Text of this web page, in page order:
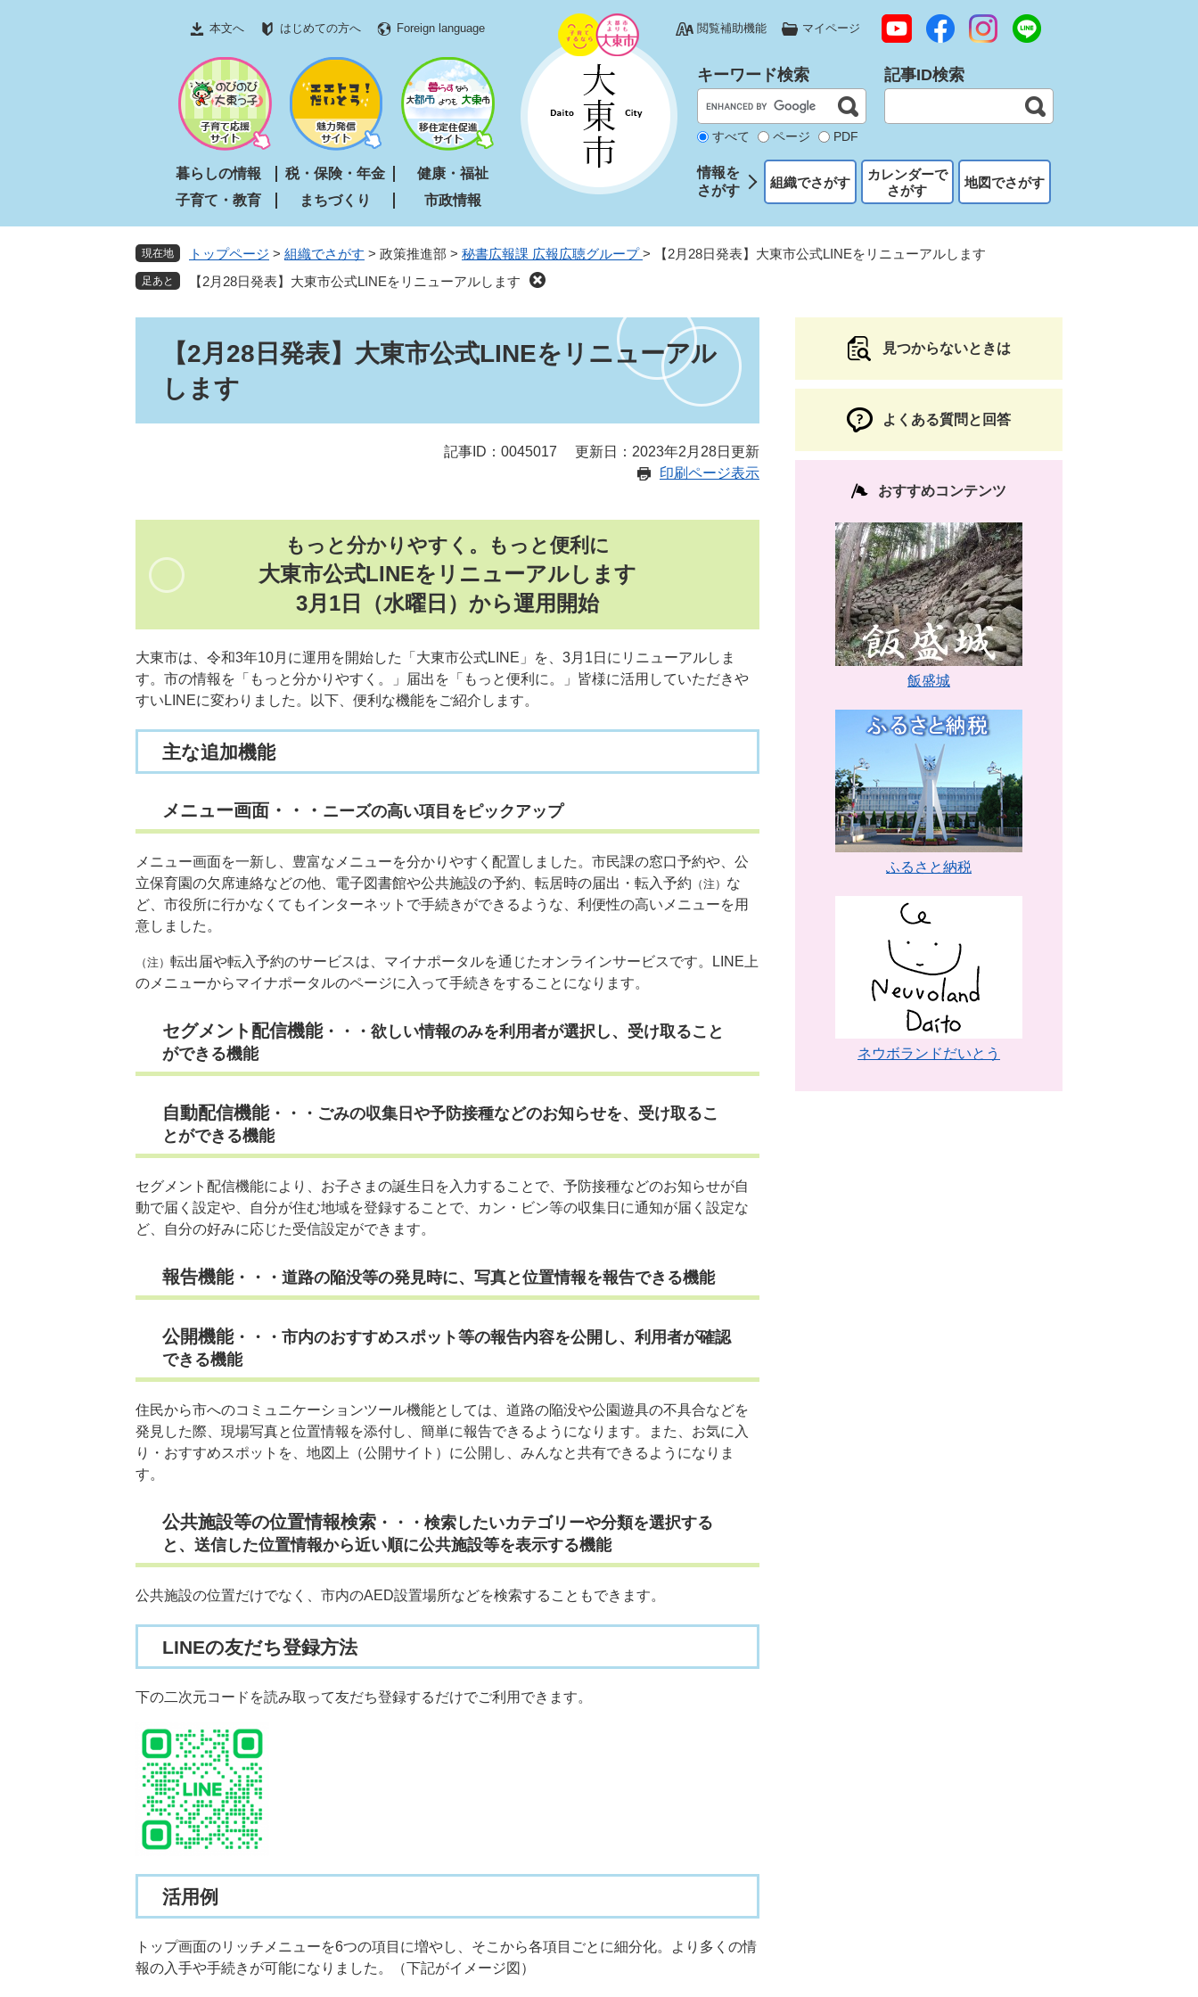
文
本文へ はじめての方へ Foreign language 閲覧補助機能 マイページ
暮らしの情報 税・保険・年金
健康・福祉
子育て・教育
まちづくり 市政情報
キーワード検索
すべて ページ PDF
記事ID検索
情報を
さがす
組織でさがす
カレンダーで
さがす
地図でさがす
現在地 トップページ > 組織でさがす > 政策推進部 > 秘書広報課 広報広聴グループ>
【2月28日発表】大東市公式LINEをリニューアルします
【2月28日発表】大東市公式LINEをリニューアルします
【2月28日発表】大東市公式LINEをリニューアル
します
記事ID：0045017
更新日：2023年2月28日更新
印刷ページ表示
もっと分かりやすく。もっと便利に
大東市公式LINEをリニューアルします
3月1日（水曜日）から運用開始
大東市は、令和3年10月に運用を開始した「大東市公式LINE」を、3月1日にリニューアルしま
す。市の情報を「もっと分かりやすく。」届出を「もっと便利に。」皆様に活用していただきや
すいLINEに変わりました。以下、便利な機能をご紹介します。
主な追加機能
メニュー画面・・・ ニーズの高い項目をピックアップ
メニュー画面を一新し、豊富なメニューを分かりやすく配置しました。市民課の窓口予約や、公
立保育園の欠席連絡などの他、電子図書館や公共施設の予約、転居時の届出・転入予約 （注） な
ど、市役所に行かなくてもインターネットで手続きができるような、利便性の高いメニューを用
意しました。
（注） 転出届や転入予約のサービスは、マイナポータルを通じたオンラインサービスです。LINE上
のメニューからマイナポータルのページに入って手続きをすることになります。
セグメント配信機能・・・欲しい情報のみを利用者が選択し、受け取ること
ができる機能
自動配信機能・・・ごみの収集日や予防接種などのお知らせを、受け取るこ
とができる機能
セグメント配信機能により、お子さまの誕生日を入力することで、予防接種などのお知らせが自
動で届く設定や、自分が住む地域を登録することで、カン・ビン等の収集日に通知が届く設定な
ど、自分の好みに応じた受信設定ができます。
報告機能・・・道路の陥没等の発見時に、写真と位置情報を報告できる機能
公開機能・・・市内のおすすめスポット等の報告内容を公開し、利用者が確認
できる機能
住民から市へのコミュニケーションツール機能としては、道路の陥没や公園遊具の不具合などを
発見した際、現場写真と位置情報を添付し、簡単に報告できるようになります。また、お気に入
り・おすすめスポットを、地図上（公開サイト）に公開し、みんなと共有できるようになりま
す。
公共施設等の位置情報検索 ・・・検索したいカテゴリーや分類を選択する
と、送信した位置情報から近い順に公共施設等を表示する機能
公共施設の位置だけでなく、市内のAED設置場所などを検索することもできます。
LINEの友だち登録方法
下の二次元コードを読み取って友だち登録するだけでご利用できます。
活用例
トップ画面のリッチメニューを6つの項目に増やし、そこから各項目ごとに細分化。より多くの情
報の入手や手続きが可能になりました。（下記がイメージ図）
見つからないときは
よくある質問と回答
おすすめコンテンツ
飯盛城
ふるさと納税
ネウボランドだいとう